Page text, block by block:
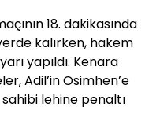
18. dakikasında
kalırken, hakem
yapıldı. Kenara
Adil’in Osimhen’e
lehine penaltı